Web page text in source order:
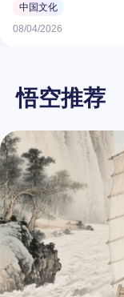
中国文化
08/04/2026
悟空推荐